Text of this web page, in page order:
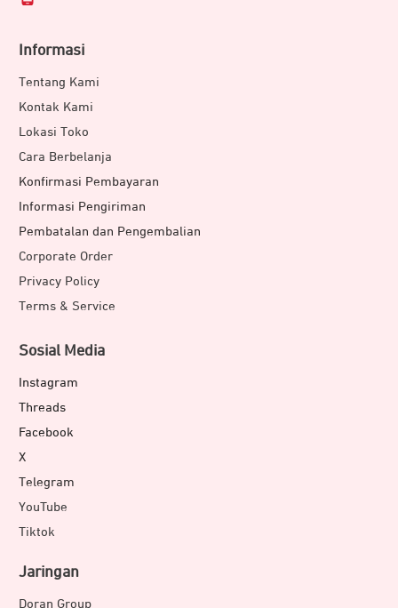
Informasi
Tentang Kami
Kontak Kami
Lokasi Toko
Cara Berbelanja
Konfirmasi Pembayaran
Informasi Pengiriman
Pembatalan dan Pengembalian
Corporate Order
Privacy Policy
Terms & Service
Sosial Media
Instagram
Threads
Facebook
X
Telegram
YouTube
Tiktok
Jaringan
Doran Group